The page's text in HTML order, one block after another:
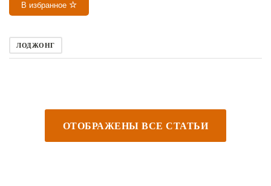
В избранное
ЛОДЖОНГ
ОТОБРАЖЕНЫ ВСЕ СТАТЬИ